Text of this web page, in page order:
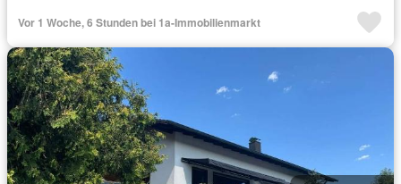
Vor 1 Woche, 6 Stunden bei 1a-Immobilienmarkt